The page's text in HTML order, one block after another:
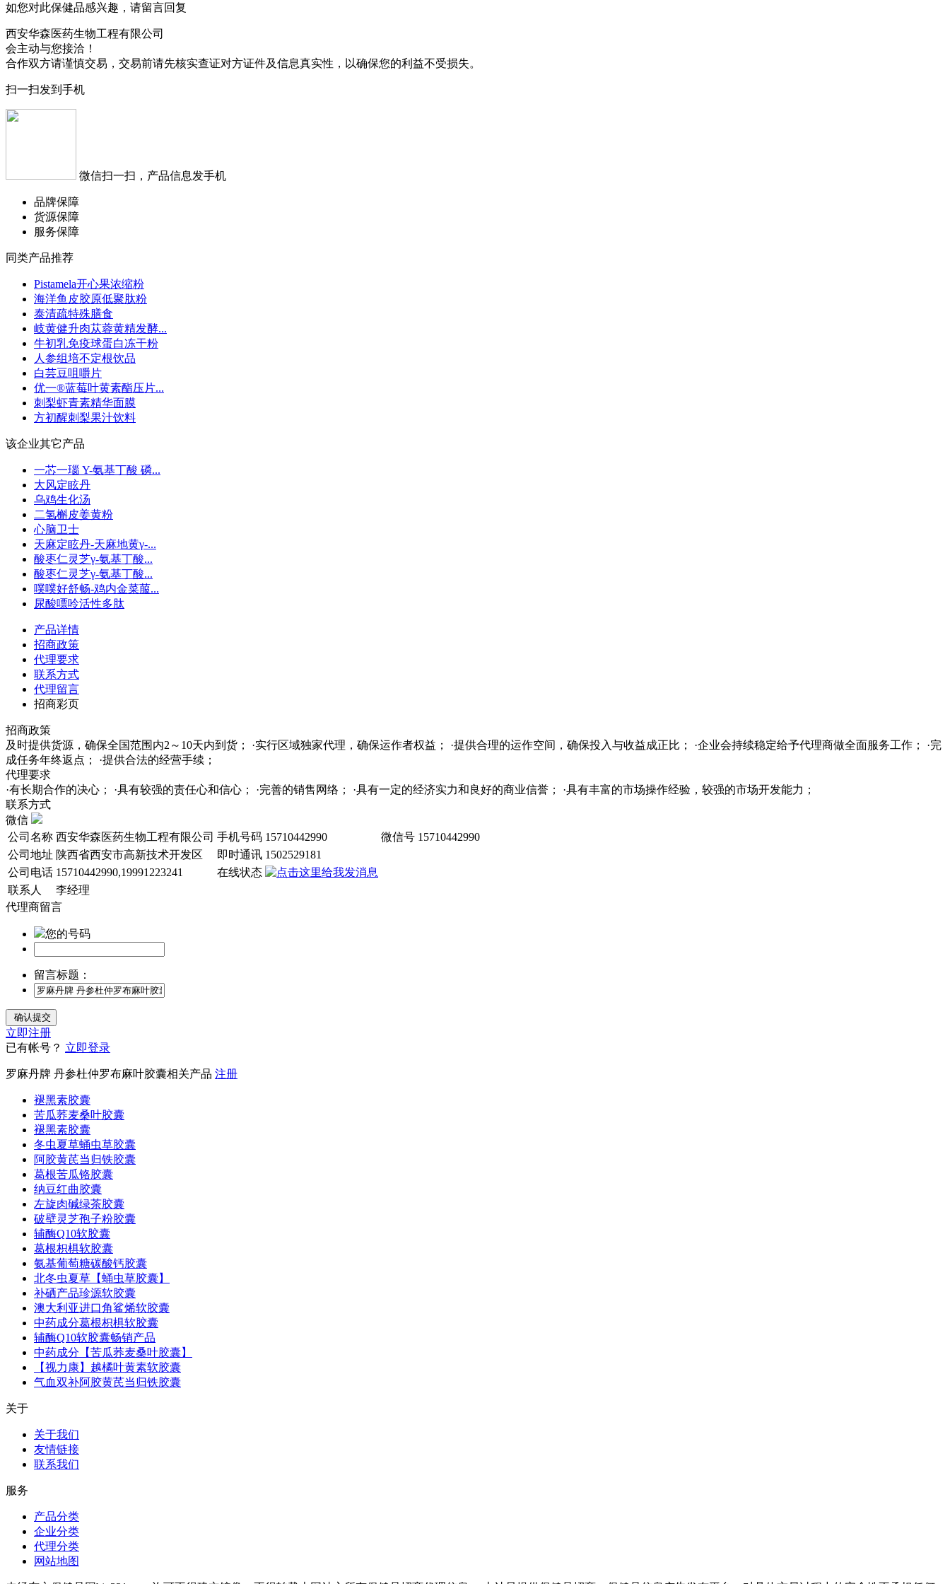
如您对此保健品感兴趣，请留言回复
西安华森医药生物工程有限公司
会主动与您接洽！
合作双方请谨慎交易，交易前请先核实查证对方证件及信息真实性，以确保您的利益不受损失。
扫一扫发到手机
微信扫一扫，产品信息发手机
品牌保障
货源保障
服务保障
同类产品推荐
Pistamela开心果浓缩粉
海洋鱼皮胶原低聚肽粉
泰清疏特殊膳食
岐黄健升肉苁蓉黄精发酵...
牛初乳免疫球蛋白冻干粉
人参组培不定根饮品
白芸豆咀嚼片
优一®蓝莓叶黄素酯压片...
刺梨虾青素精华面膜
方初醒刺梨果汁饮料
该企业其它产品
一芯一瑙 Y-氨基丁酸 磷...
大风定眩丹
乌鸡生化汤
二氢槲皮姜黄粉
心脑卫士
天麻定眩丹-天麻地黄γ-...
酸枣仁灵芝γ-氨基丁酸...
酸枣仁灵芝γ-氨基丁酸...
噗噗好舒畅-鸡内金菜菔...
尿酸嘌呤活性多肽
产品详情
招商政策
代理要求
联系方式
代理留言
招商彩页
招商政策
及时提供货源，确保全国范围内2～10天内到货； ·实行区域独家代理，确保运作者权益； ·提供合理的运作空间，确保投入与收益成正比； ·企业会持续稳定给予代理商做全面服务工作； ·完
成任务年终返点； ·提供合法的经营手续；
代理要求
·有长期合作的决心； ·具有较强的责任心和信心； ·完善的销售网络； ·具有一定的经济实力和良好的商业信誉； ·具有丰富的市场操作经验，较强的市场开发能力；
联系方式
微信
公司名称 西安华森医药生物工程有限公司 手机号码 15710442990 微信号 15710442990
公司地址 陕西省西安市高新技术开发区 即时通讯 1502529181
公司电话 15710442990,19991223241
在线状态
联系人
李经理
代理商留言
您的号码
留言标题：
立即注册
已有帐号？ 立即登录
罗麻丹牌 丹参杜仲罗布麻叶胶囊相关产品 注册
褪黑素胶囊
苦瓜荞麦桑叶胶囊
褪黑素胶囊
冬虫夏草蛹虫草胶囊
阿胶黄芪当归铁胶囊
葛根苦瓜铬胶囊
纳豆红曲胶囊
左旋肉碱绿茶胶囊
破壁灵芝孢子粉胶囊
辅酶Q10软胶囊
葛根枳椇软胶囊
氨基葡萄糖碳酸钙胶囊
北冬虫夏草【蛹虫草胶囊】
补硒产品珍源软胶囊
澳大利亚进口角鲨烯软胶囊
中药成分葛根枳椇软胶囊
辅酶Q10软胶囊畅销产品
中药成分【苦瓜荞麦桑叶胶囊】
【视力康】越橘叶黄素软胶囊
气血双补阿胶黄芪当归铁胶囊
关于
关于我们
友情链接
联系我们
服务
产品分类
企业分类
代理分类
网站地图